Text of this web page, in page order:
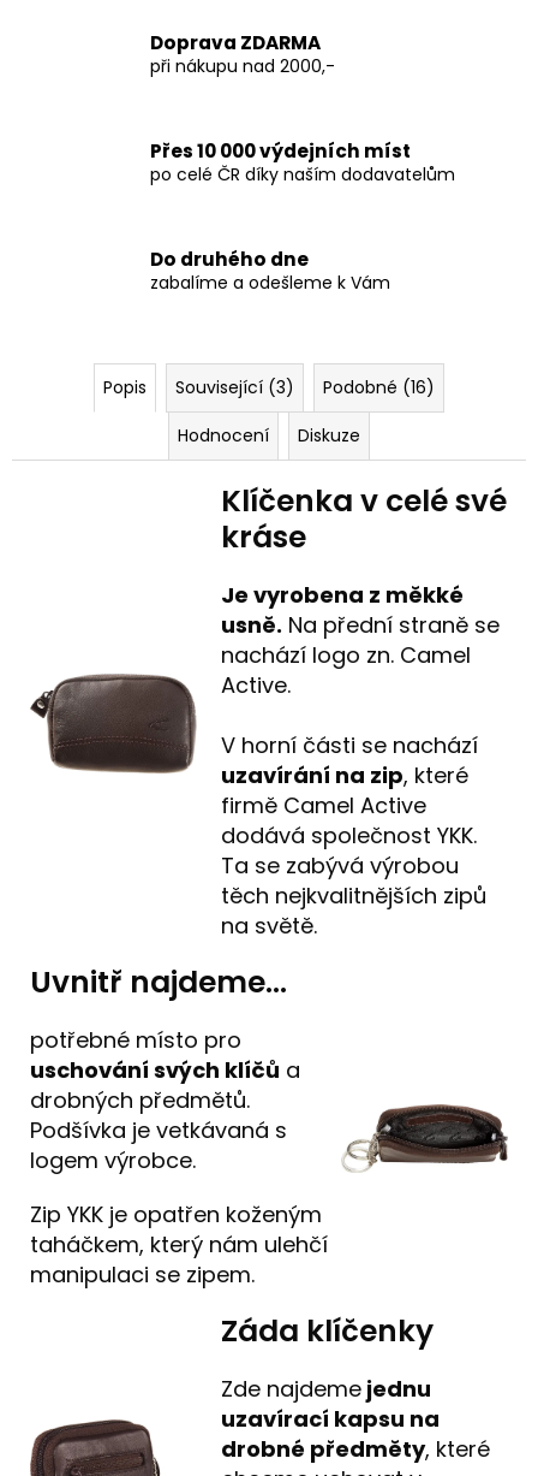
Doprava ZDARMA
při nákupu nad 2000,-
Přes 10 000 výdejních míst
po celé ČR díky naším dodavatelům
Do druhého dne
zabalíme a odešleme k Vám
Popis Související (3)
Podobné (16)
Hodnocení
Diskuze
Klíčenka v celé své
kráse
Je vyrobena z měkké
usně. Na přední straně se
nachází logo zn. Camel
Active.
V horní části se nachází
uzavírání na zip, které
firmě Camel Active
dodává společnost YKK.
Ta se zabývá výrobou
těch nejkvalitnějších zipů
na světě.
Uvnitř najdeme...
potřebné místo pro
uschování svých klíčů a
drobných předmětů.
Podšívka je vetkávaná s
logem výrobce.
Zip YKK je opatřen koženým
taháčkem, který nám ulehčí
manipulaci se zipem.
Záda klíčenky
Zde najdeme jednu
uzavírací kapsu na
drobné předměty, které